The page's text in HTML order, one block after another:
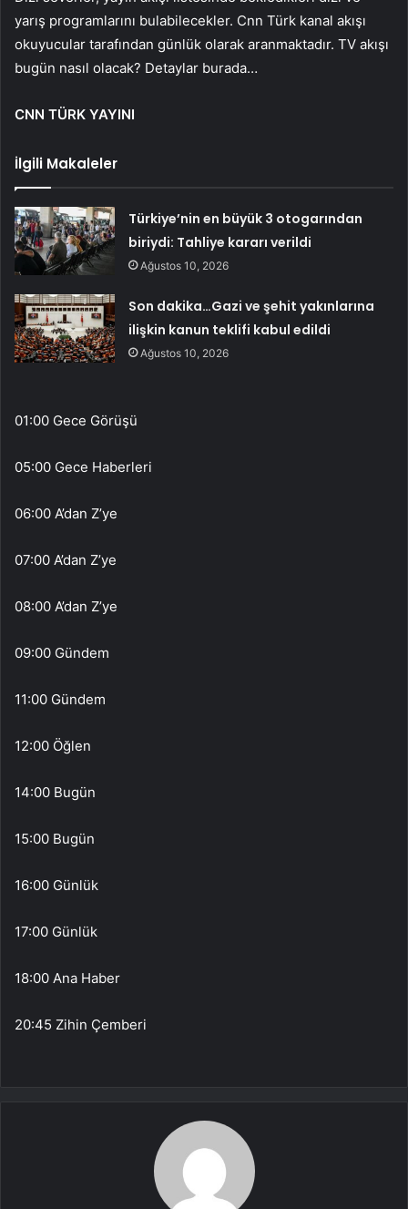
yarış programlarını bulabilecekler. Cnn Türk kanal akışı
okuyucular tarafından günlük olarak aranmaktadır. TV akışı
bugün nasıl olacak? Detaylar burada…
CNN TÜRK YAYINI
İlgili Makaleler
Türkiye’nin en büyük 3 otogarından
biriydi: Tahliye kararı verildi
Ağustos 10, 2026
Son dakika…Gazi ve şehit yakınlarına
ilişkin kanun teklifi kabul edildi
Ağustos 10, 2026
01:00 Gece Görüşü
05:00 Gece Haberleri
06:00 A’dan Z’ye
07:00 A’dan Z’ye
08:00 A’dan Z’ye
09:00 Gündem
11:00 Gündem
12:00 Öğlen
14:00 Bugün
15:00 Bugün
16:00 Günlük
17:00 Günlük
18:00 Ana Haber
20:45 Zihin Çemberi